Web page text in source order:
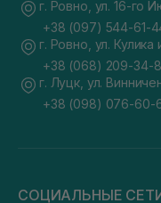
г. Ровно, ул. 16-го
+38 (097) 544-61-
г. Ровно, ул.
+38 (068) 209-34-
г. Луцк, ул.
+38 (098) 076-60-
СОЦИАЛЬНЫЕ